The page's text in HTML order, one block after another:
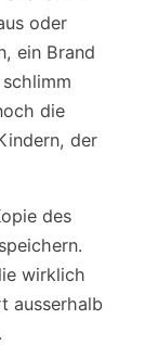
oder
ein Brand
die
der
des
wirklich
ausserhalb